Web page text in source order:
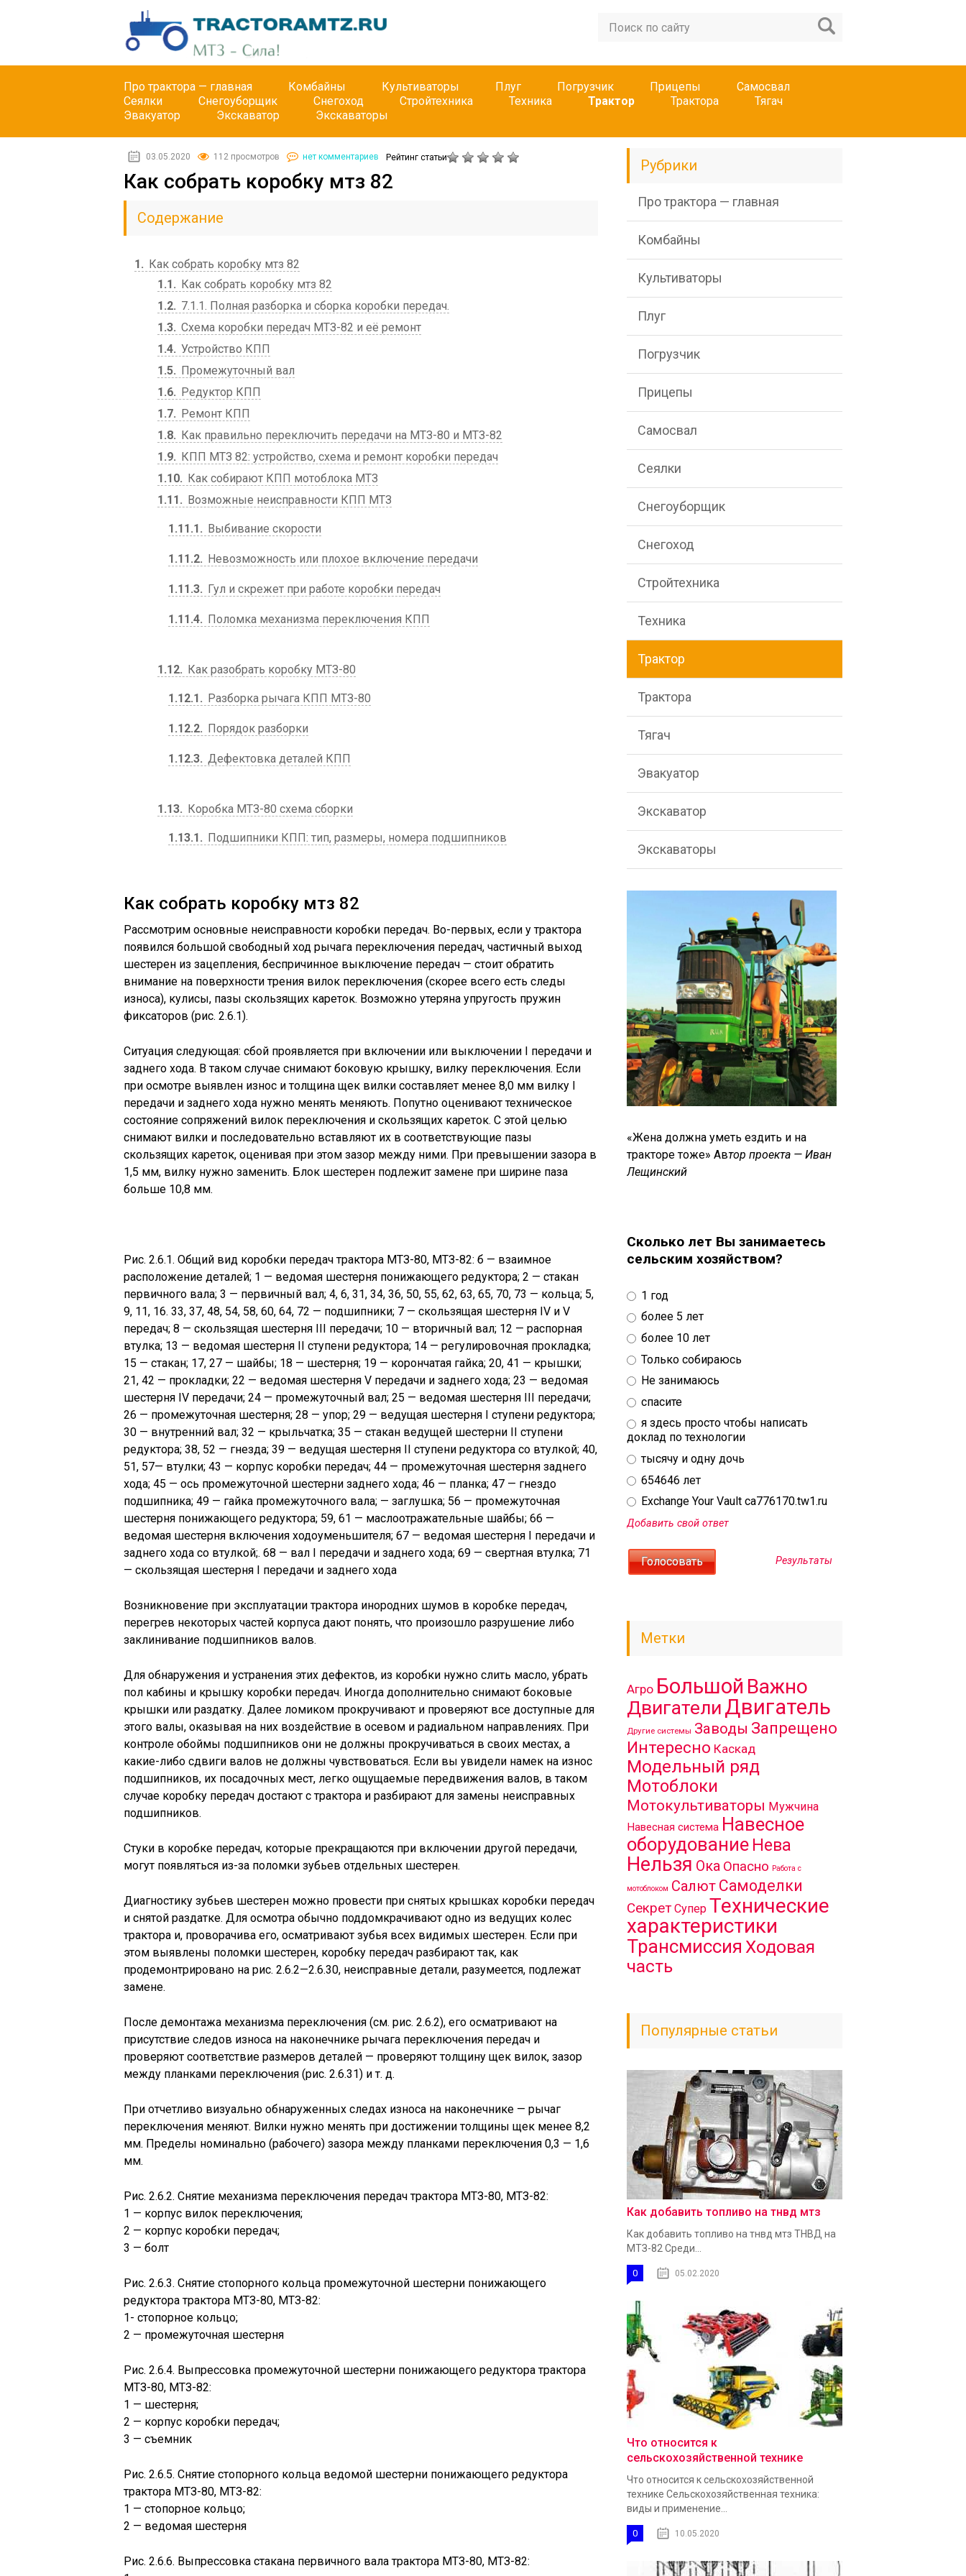
Про трактора — главная Комбайны Культиваторы Плуг Погрузчик Прицепы
Самосвал
Сеялки
Снегоуборщик Снегоход Стройтехника Техника Трактор Трактора
Тягач
Эвакуатор
Экскаватор Экскаваторы
03.05.2020 112 просмотров нет комментариев Рейтинг статьи
Как собрать коробку мтз 82
Содержание
1
Как собрать коробку мтз 82
1.1
Как собрать коробку мтз 82
1.2
7.1.1. Полная разборка и сборка коробки передач.
1.3 Схема коробки передач МТЗ-82 и её ремонт
1.4 Устройство КПП
1.5
Промежуточный вал
1.6
Редуктор КПП
1.7
Ремонт КПП
1.8
Как правильно переключить передачи на МТЗ-80 и МТЗ-82
1.9
КПП МТЗ 82: устройство, схема и ремонт коробки передач
1.10
Как собирают КПП мотоблока МТЗ
1.11
Возможные неисправности КПП МТЗ
1.11.1 Выбивание скорости
1.11.2 Невозможность или плохое включение передачи
1.11.3 Гул и скрежет при работе коробки передач
1.11.4 Поломка механизма переключения КПП
1.12 Как разобрать коробку МТЗ-80
1.12.1 Разборка рычага КПП МТЗ-80
1.12.2 Порядок разборки
1.12.3 Дефектовка деталей КПП
1.13 Коробка МТЗ-80 схема сборки
1.13.1 Подшипники КПП: тип, размеры, номера подшипников
Как собрать коробку мтз 82
Рассмотрим основные неисправности коробки передач. Во-первых, если у трактора
появился большой свободный ход рычага переключения передач, частичный выход
шестерен из зацепления, беспричинное выключение передач — стоит обратить
внимание на поверхности трения вилок переключения (скорее всего есть следы
износа), кулисы, пазы скользящих кареток. Возможно утеряна упругость пружин
фиксаторов (рис. 2.6.1).
Ситуация следующая: сбой проявляется при включении или выключении I передачи и
заднего хода. В таком случае снимают боковую крышку, вилку переключения. Если
при осмотре выявлен износ и толщина щек вилки составляет менее 8,0 мм вилку I
передачи и заднего хода нужно менять меняють. Попутно оценивают техническое
состояние сопряжений вилок переключения и скользящих кареток. С этой целью
снимают вилки и последовательно вставляют их в соответствующие пазы
скользящих кареток, оценивая при этом зазор между ними. При превышении зазора в
1,5 мм, вилку нужно заменить. Блок шестерен подлежит замене при ширине паза
больше 10,8 мм.
Рис. 2.6.1. Общий вид коробки передач трактора МТЗ-80, МТЗ-82: б — взаимное
расположение деталей; 1 — ведомая шестерня понижающего редуктора; 2 — стакан
первичного вала; 3 — первичный вал; 4, 6, 31, 34, 36, 50, 55, 62, 63, 65, 70, 73 — кольца; 5,
9, 11, 16. 33, 37, 48, 54, 58, 60, 64, 72 — подшипники; 7 — скользящая шестерня IV и V
передач; 8 — скользящая шестерня III передачи; 10 — вторичный вал; 12 — распорная
втулка; 13 — ведомая шестерня II ступени редуктора; 14 — регулировочная прокладка;
15 — стакан; 17, 27 — шайбы; 18 — шестерня; 19 — корончатая гайка; 20, 41 — крышки;
21, 42 — прокладки; 22 — ведомая шестерня V передачи и заднего хода; 23 — ведомая
шестерня IV передачи; 24 — промежуточный вал; 25 — ведомая шестерня III передачи;
26 — промежуточная шестерня; 28 — упор; 29 — ведущая шестерня I ступени редуктора;
30 — внутренний вал; 32 — крыльчатка; 35 — стакан ведущей шестерни II ступени
редуктора; 38, 52 — гнезда; 39 — ведущая шестерня II ступени редуктора со втулкой; 40,
51, 57— втулки; 43 — корпус коробки передач; 44 — промежуточная шестерня заднего
хода; 45 — ось промежуточной шестерни заднего хода; 46 — планка; 47 — гнездо
подшипника; 49 — гайка промежуточного вала; — заглушка; 56 — промежуточная
шестерня понижающего редуктора; 59, 61 — маслоотражательные шайбы; 66 —
ведомая шестерня включения ходоуменьшителя; 67 — ведомая шестерня I передачи и
заднего хода со втулкой;. 68 — вал I передачи и заднего хода; 69 — свертная втулка; 71
— скользящая шестерня I передачи и заднего хода
Возникновение при эксплуатации трактора инородних шумов в коробке передач,
перегрев некоторых частей корпуса дают понять, что произошло разрушение либо
заклинивание подшипников валов.
Для обнаружения и устранения этих дефектов, из коробки нужно слить масло, убрать
пол кабины и крышку коробки передач. Иногда дополнительно снимают боковые
крышки или раздатку. Далее ломиком прокручивают и проверяют все доступные для
этого валы, оказывая на них воздействие в осевом и радиальном направлениях. При
контроле обоймы подшипников они не должны прокручиваться в своих местах, а
какие-либо сдвиги валов не должны чувствоваться. Если вы увидели намек на износ
подшипников, их посадочных мест, легко ощущаемые передвижения валов, в таком
случае коробку передач достают с трактора и разбирают для замены неисправных
подшипников.
Стуки в коробке передач, которые прекращаются при включении другой передачи,
могут появляться из-за поломки зубьев отдельных шестерен.
Диагностику зубьев шестерен можно провести при снятых крышках коробки передач
и снятой раздатке. Для осмотра обычно поддомкрачивают одно из ведущих колес
трактора и, проворачива его, осматривают зубья всех видимых шестерен. Если при
этом выявлены поломки шестерен, коробку передач разбирают так, как
продемонтрировано на рис. 2.6.2—2.6.30, неисправные детали, разумеется, подлежат
замене.
После демонтажа механизма переключения (см. рис. 2.6.2), его осматривают на
присутствие следов износа на наконечнике рычага переключения передач и
проверяют соответствие размеров деталей — проверяют толщину щек вилок, зазор
между планками переключения (рис. 2.6.31) и т. д.
При отчетливо визуально обнаруженных следах износа на наконечнике — рычаг
переключения меняют. Вилки нужно менять при достижении толщины щек менее 8,2
мм. Пределы номинально (рабочего) зазора между планками переключения 0,3 — 1,6
мм.
Рис. 2.6.2. Снятие механизма переключения передач трактора МТЗ-80, МТЗ-82:
1 — корпус вилок переключения;
2 — корпус коробки передач;
3 — болт
Рис. 2.6.3. Снятие стопорного кольца промежуточной шестерни понижающего
редуктора трактора МТЗ-80, МТЗ-82:
1- стопорное кольцо;
2 — промежуточная шестерня
Рис. 2.6.4. Выпрессовка промежуточной шестерни понижающего редуктора трактора
МТЗ-80, МТЗ-82:
1 — шестерня;
2 — корпус коробки передач;
3 — съемник
Рис. 2.6.5. Снятие стопорного кольца ведомой шестерни понижающего редуктора
трактора МТЗ-80, МТЗ-82:
1 — стопорное кольцо;
2 — ведомая шестерня
Рис. 2.6.6. Выпрессовка стакана первичного вала трактора МТЗ-80, МТЗ-82:
Рубрики
Про трактора — главная
Комбайны
Культиваторы
Плуг
Погрузчик
Прицепы
Самосвал
Сеялки
Снегоуборщик
Снегоход
Стройтехника
Техника
Трактор
Трактора
Тягач
Эвакуатор
Экскаватор
Экскаваторы
«Жена должна уметь ездить и на
тракторе тоже» Автор проекта — Иван
Лещинский
Сколько лет Вы занимаетесь
сельским хозяйством?
1 год
более 5 лет
более 10 лет
Только собираюсь
Не занимаюсь
спасите
я здесь просто чтобы написать
доклад по технологии
тысячу и одну дочь
654646 лет
Exchange Your Vault ca776170.tw1.ru
Добавить свой ответ
Результаты
Метки
Агро Большой Важно
ДвигателиДвигатель
Другие системы Заводы Запрещено
Интересно Каскад
Модельный ряд
Мотоблоки
Мотокультиваторы Мужчина
Навесная система Навесное
оборудование Нева
Нельзя Ока Опасно Работа с
мотоблоком Салют Самоделки
Секрет Супер Технические
характеристики
Трансмиссия Ходовая
часть
Популярные статьи
Как добавить топливо на тнвд мтз
Как добавить топливо на тнвд мтз ТНВД на
МТЗ-82 Среди...
0 05.02.2020
Что относится к
сельскохозяйственной технике
Что относится к сельскохозяйственной
технике Сельскохозяйственная техника:
виды и применение...
0 10.05.2020